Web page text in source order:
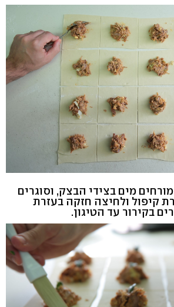
מים בצידי הבצק, וסוגרים
קיפול ולחיצה חזקה בעזרת
בקירור עד הטיגון.